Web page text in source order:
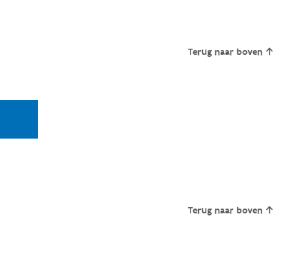
Terug naar boven
Terug naar boven